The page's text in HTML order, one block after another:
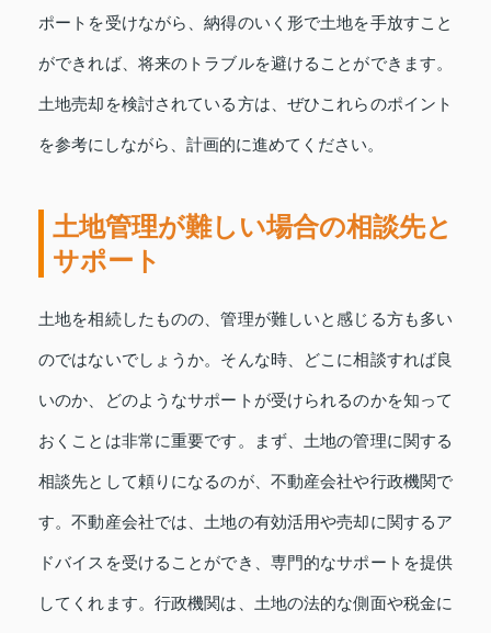
ポートを受けながら、納得のいく形で土地を手放すこと
ができれば、将来のトラブルを避けることができます。
土地売却を検討されている方は、ぜひこれらのポイント
を参考にしながら、計画的に進めてください。
土地管理が難しい場合の相談先と
サポート
土地を相続したものの、管理が難しいと感じる方も多い
のではないでしょうか。そんな時、どこに相談すれば良
いのか、どのようなサポートが受けられるのかを知って
おくことは非常に重要です。まず、土地の管理に関する
相談先として頼りになるのが、不動産会社や行政機関で
す。不動産会社では、土地の有効活用や売却に関するア
ドバイスを受けることができ、専門的なサポートを提供
してくれます。行政機関は、土地の法的な側面や税金に